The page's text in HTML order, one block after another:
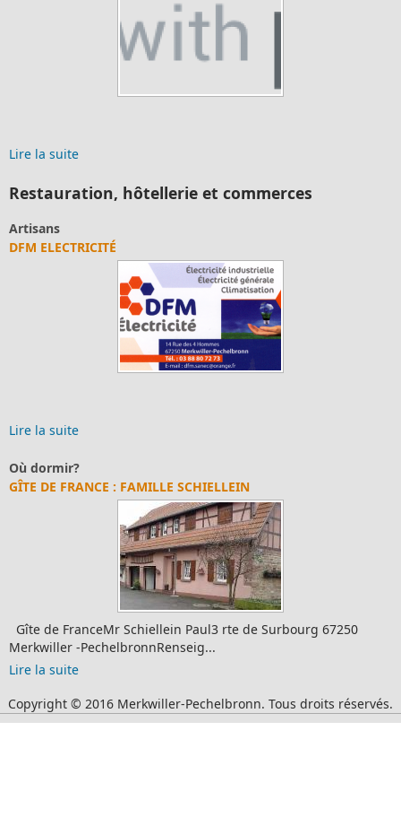
Lire la suite
Restauration, hôtellerie et commerces
Artisans
DFM ELECTRICITÉ
Lire la suite
Où dormir?
GÎTE DE FRANCE : FAMILLE SCHIELLEIN
Gîte de FranceMr Schiellein Paul3 rte de Surbourg 67250
Merkwiller -PechelbronnRenseig...
Lire la suite
Copyright © 2016 Merkwiller-Pechelbronn. Tous droits réservés.